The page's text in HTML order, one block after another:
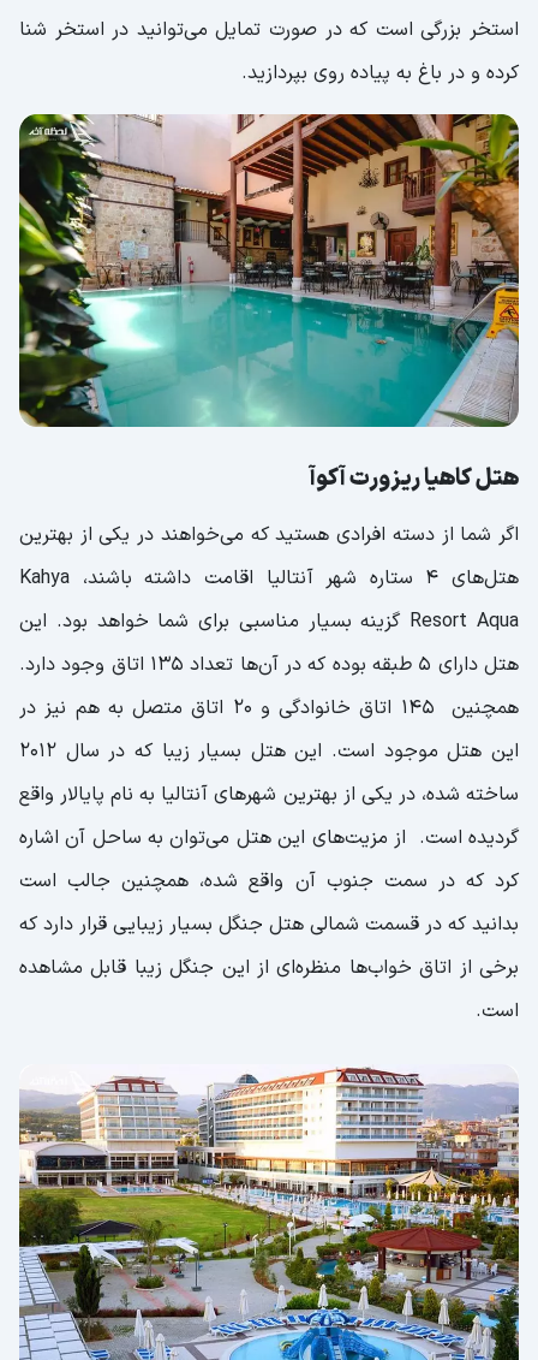
استخر بزرگی است که در صورت تمایل می‌توانید در استخر شنا
کرده و در باغ به پیاده روی بپردازید.
هتل کاهیا ریزورت آکوآ
اگر شما از دسته افرادی هستید که می‌خواهند در یکی از بهترین
هتل‌های ۴ ستاره شهر آنتالیا اقامت داشته باشند، Kahya
Resort Aqua گزینه بسیار مناسبی برای شما خواهد بود. این
هتل دارای ۵ طبقه بوده که در آن‌ها تعداد ۱۳۵ اتاق وجود دارد.
همچنین ۱۴۵ اتاق خانوادگی و ۲۰ اتاق متصل به هم نیز در
این هتل موجود است. این هتل بسیار زیبا که در سال ۲۰۱۲
ساخته شده، در یکی از بهترین شهرهای آنتالیا به نام پایالار واقع
گردیده است. از مزیت‌های این هتل می‌توان به ساحل آن اشاره
کرد که در سمت جنوب آن واقع شده، همچنین جالب است
بدانید که در قسمت شمالی هتل جنگل بسیار زیبایی قرار دارد که
برخی از اتاق خواب‌ها منظره‌ای از این جنگل زیبا قابل مشاهده
است.